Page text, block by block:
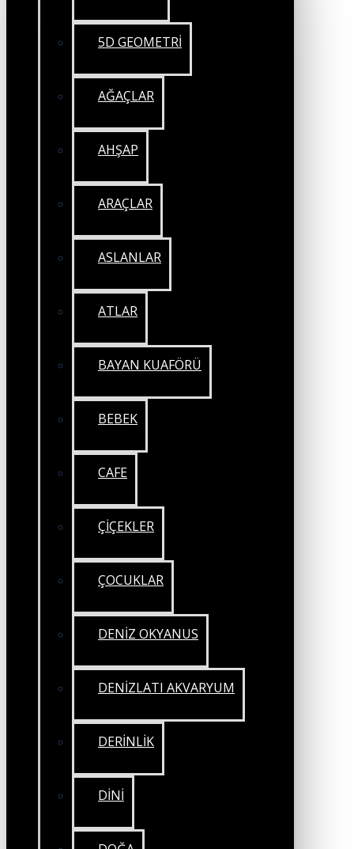
5D GEOMETRİ
AĞAÇLAR
AHŞAP
ARAÇLAR
ASLANLAR
ATLAR
BAYAN KUAFÖRÜ
BEBEK
CAFE
ÇİÇEKLER
ÇOCUKLAR
DENİZ OKYANUS
DENİZLATI AKVARYUM
DERİNLİK
DİNİ